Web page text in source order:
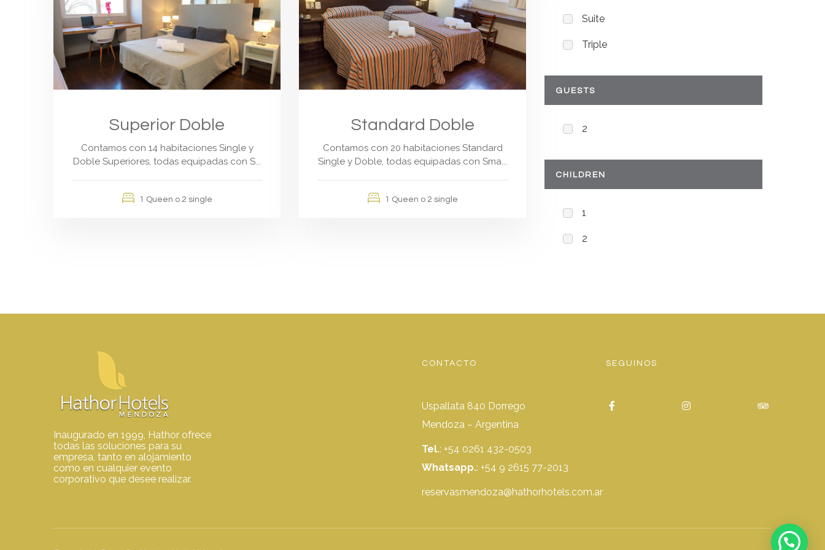
Superior Doble
Contamos con 14 habitaciones Single y
Doble Superiores, todas equipadas con S...
1 Queen o 2 single
Standard Doble
Contamos con 20 habitaciones Standard
Single y Doble, todas equipadas con Sma...
1 Queen o 2 single
Suite
Triple
GUESTS
2
CHILDREN
1
2
Inaugurado en 1999, Hathor ofrece
todas las soluciones para su
empresa, tanto en alojamiento
como en cualquier evento
corporativo que desee realizar.
CONTACTO
Uspallata 840 Dorrego
Mendoza – Argentina
Tel.: +54 0261 432-0503
Whatsapp.: +54 9 2615 77-2013
reservasmendoza@hathorhotels.com.ar
SEGUINOS